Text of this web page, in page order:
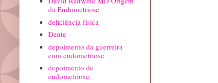
da Endometriose
deficiência física
Dente
depoimento da guerreira
com endometriose
depoimento de
endometriose.